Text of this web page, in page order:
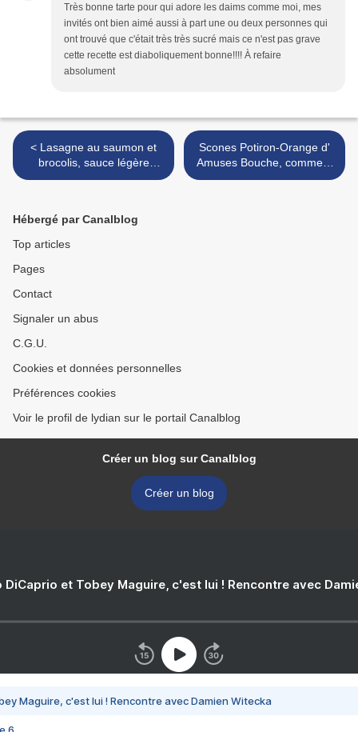
Très bonne tarte pour qui adore les daims comme moi, mes
invités ont bien aimé aussi à part une ou deux personnes qui
ont trouvé que c'était très très sucré mais ce n'est pas grave
cette recette est diaboliquement bonne!!!! À refaire
absolument
< Lasagne au saumon et
brocolis, sauce légère
aneth et citron...for the first
Scones Potiron-Orange d'
Amuses Bouche, comment
?!! vous ne l' avez pas
Hébergé par Canalblog
Top articles
Pages
Contact
Signaler un abus
C.G.U.
Cookies et données personnelles
Préférences cookies
Voir le profil de lydian sur le portail Canalblog
Créer un blog sur Canalblog
Créer un blog
DiCaprio et Tobey Maguire, c'est lui ! Rencontre avec
Maguire, c'est lui ! Rencontre avec Damien Witecka